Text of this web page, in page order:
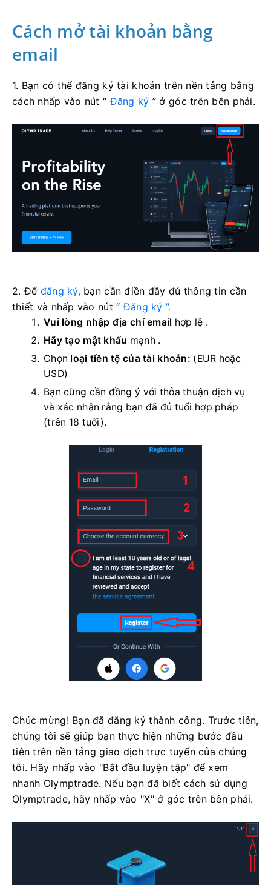
Cách mở tài khoản bằng
email
1. Bạn có thể đăng ký tài khoản trên nền tảng bằng
cách nhấp vào nút “Đăng ký ” ở góc trên bên phải.
2. Để đăng ký,bạn cần điền đầy đủ thông tin cần
thiết và nhấp vào nút “Đăng ký ”.
Vui lòng nhập địa chỉ email hợp lệ .
Hãy tạo mật khẩu mạnh .
Chọn loại tiền tệ của tài khoản: (EUR hoặc
USD)
Bạn cũng cần đồng ý với thỏa thuận dịch vụ
và xác nhận rằng bạn đã đủ tuổi hợp pháp
(trên 18 tuổi).
Chúc mừng! Bạn đã đăng ký thành công. Trước tiên,
chúng tôi sẽ giúp bạn thực hiện những bước đầu
tiên trên nền tảng giao dịch trực tuyến của chúng
tôi. Hãy nhấp vào "Bắt đầu luyện tập" để xem
nhanh Olymptrade. Nếu bạn đã biết cách sử dụng
Olymptrade, hãy nhấp vào "X" ở góc trên bên phải.